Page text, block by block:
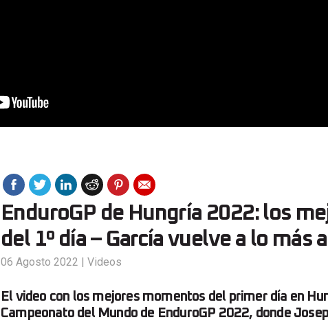
EnduroGP de Hungría 2022: los
del 1º día – García vuelve a lo más
06 Agosto 2022 | Videos
El video con los mejores momentos del primer día en
Campeonato del Mundo de EnduroGP 2022, donde